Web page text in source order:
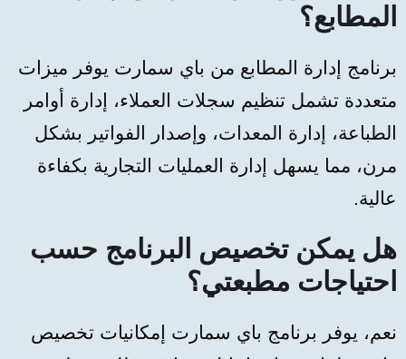
المطابع؟
برنامج إدارة المطابع من باي سمارت يوفر ميزات
متعددة تشمل تنظيم سجلات العملاء، إدارة أوامر
الطباعة، إدارة المعدات، وإصدار الفواتير بشكل
مرن، مما يسهل إدارة العمليات التجارية بكفاءة
عالية.
هل يمكن تخصيص البرنامج حسب
احتياجات مطبعتي؟
نعم، يوفر برنامج باي سمارت إمكانيات تخصيص